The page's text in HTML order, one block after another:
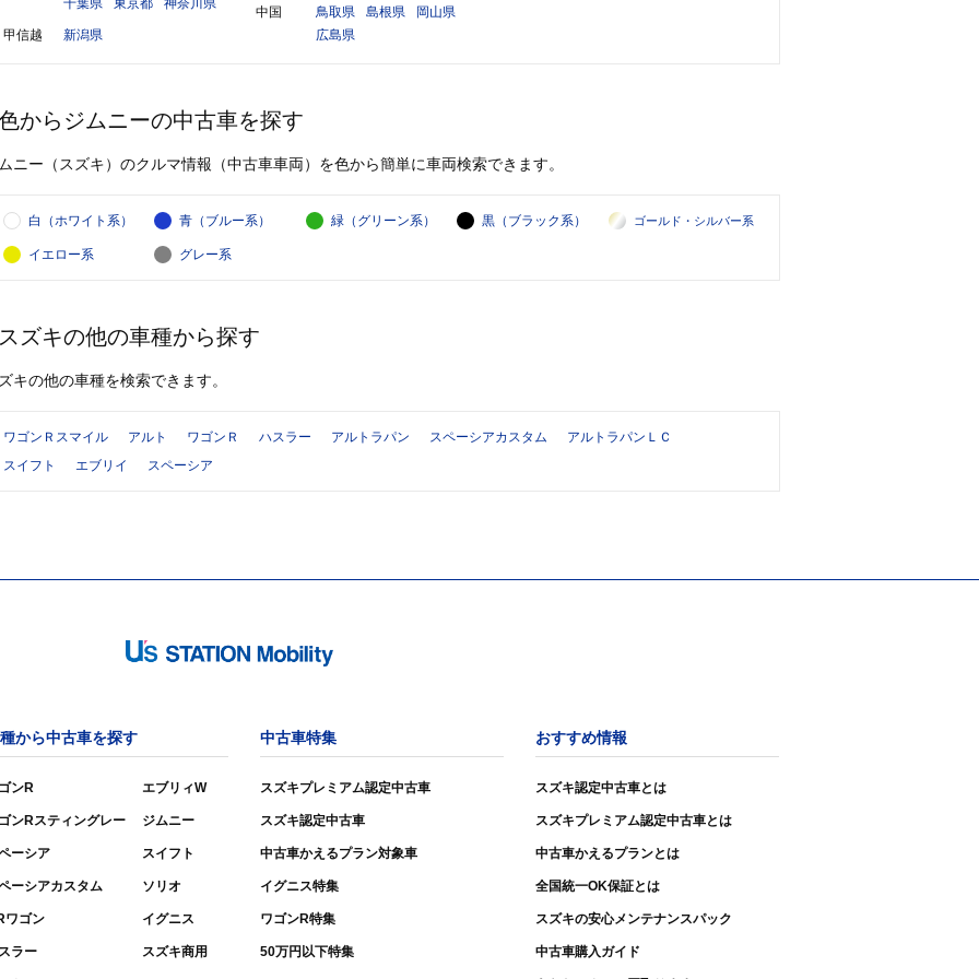
千葉県 東京都 神奈川県
甲信越 新潟県
中国 鳥取県 島根県
岡山県
広島県
からジムニーの中古車を探す
ニー（スズキ）のクルマ情報（中古車車両）を色から簡単に車両検索できます。
白（ホワイト系） 青（ブルー系） 緑（グリーン系） 黒（ブラック系） ゴールド・シルバー系
イエロー系 グレー系
ズキの他の車種から探す
キの他の車種を検索できます。
ワゴンＲスマイル アルト ワゴンＲ ハスラー アルトラパン スペーシアカスタム
アルトラパンＬＣ
スイフト
エブリイ スペーシア
から中古車を探す
ンR
ンRスティングレー
ーシア
ーシアカスタム
ワゴン
ラー
エブリィW
ジムニー
スイフト
ソリオ
イグニス
スズキ商用
中古車特集
スズキプレミアム認定中古車
スズキ認定中古車
中古車かえるプラン対象車
イグニス特集
ワゴンR特集
50万円以下特集
おすすめ情報
スズキ認定中古車とは
スズキプレミアム認定中古車とは
中古車かえるプランとは
全国統一OK保証とは
スズキの安心メンテナンスパック
中古車購入ガイド